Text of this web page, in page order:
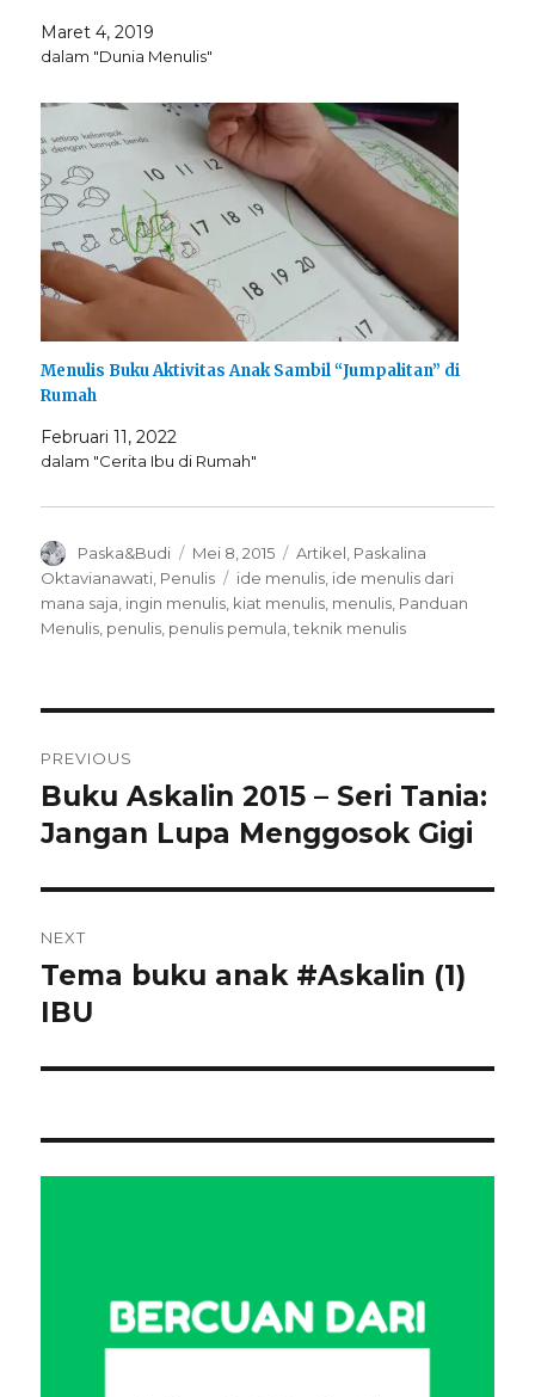
Maret 4, 2019
dalam "Dunia Menulis"
Menulis Buku Aktivitas Anak Sambil “Jumpalitan” di
Rumah
Februari 11, 2022
dalam "Cerita Ibu di Rumah"
Author
Paska&Budi
Posted
on
Mei 8, 2015 Categories
Artikel Paskalina
Oktavianawati Penulis Tags
ide menulis ide menulis dari
mana saja ingin menulis kiat menulis menulis Panduan
Menulis penulis penulis pemula ,teknik menulis
pos
PREVIOUS
Previous
post:
Buku Askalin 2015 – Seri Tania:
Jangan Lupa Menggosok Gigi
NEXT
Next
post:
Tema buku anak #Askalin (1)
IBU